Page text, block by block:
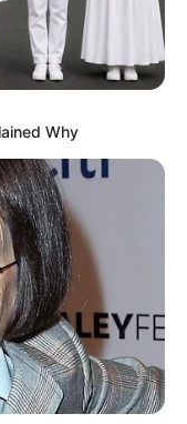
entrega de
de Saúde da
por falsificar
do IR paga R$
de
Why